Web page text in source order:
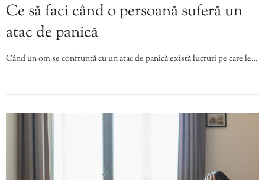
Ce să faci când o persoană suferă un
atac de panică
Când un om se confruntă cu un atac de panică există lucruri pe care le…